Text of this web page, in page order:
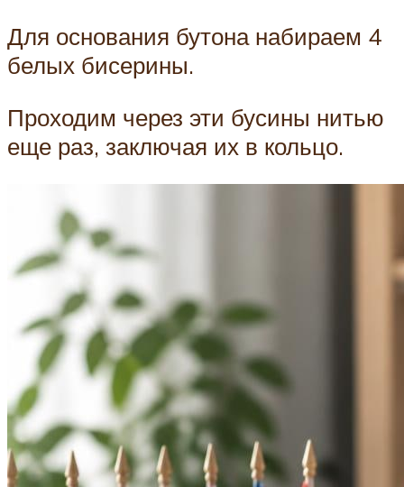
Для основания бутона набираем 4
белых бисерины.
Проходим через эти бусины нитью
еще раз, заключая их в кольцо.